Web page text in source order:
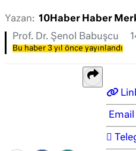
Yazan: 10Haber Haber
Prof. Dr. Şenol Babuşcu
Bu haber 3 yıl önce yayınlandı
Email